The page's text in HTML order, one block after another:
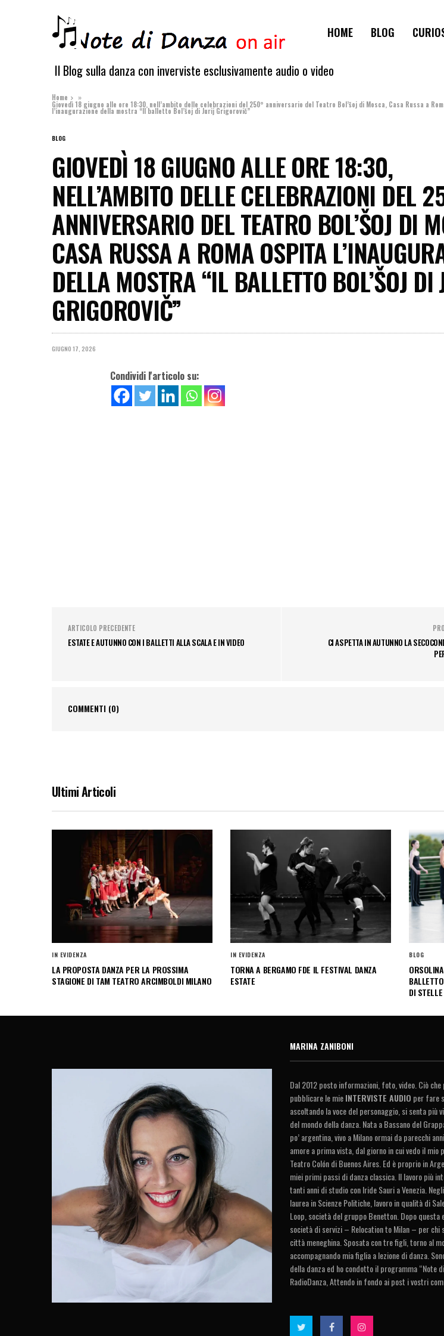
HOME BLOG
Il Blog sulla danza con inverviste esclusivamente audio o video
Home »
Giovedì 18 giugno alle ore 18:30, nell’ambito delle celebrazioni del 250° anniversario del Teatro Bol’šoj di Mosca, Casa Russa a
l’inaugurazione della mostra “Il balletto Bol’šoj di Jurij Grigorovič”
BLOG
GIOVEDÌ 18 GIUGNO ALLE ORE 18:30,
NELL’AMBITO DELLE CELEBRAZIONI DEL
ANNIVERSARIO DEL TEATRO BOL’ŠOJ DI
CASA RUSSA A ROMA OSPITA
DELLA MOSTRA “IL BALLETTO BOL’ŠOJ DI
GRIGOROVIČ”
GIUGNO 17, 2026
Condividi l'articolo su:
ARTICOLO PRECEDENTE
ESTATE E AUTUNNO CON I BALLETTI ALLA SCALA E IN VIDEO
CI ASPETTA IN AUTUNNO LA
COMMENTI (0)
Ultimi Articoli
IN EVIDENZA
LA PROPOSTA DANZA PER LA PROSSIMA
STAGIONE DI TAM TEATRO ARCIMBOLDI MILANO
IN EVIDENZA
TORNA A BERGAMO FDE IL FESTIVAL DANZA
ESTATE
BLOG
DI
MARINA ZANIBONI
Dal 2012 posto informazioni, foto, video. Ciò che
pubblicare le mieINTERVISTE AUDIO per fare
ascoltando la voce del personaggio, si senta più
del mondo della danza. Nata a Bassano del
po’ argentina, vivo a Milano ormai da parecchi
amore a prima vista, dal giorno in cui vedo il mio
Teatro Colón di Buenos Aires. Ed è proprio in
miei primi passi di danza classica. Il lavoro più
tanti anni di studio con Iride Sauri a Venezia.
laurea in Scienze Politiche, lavoro in qualità di
Loop, società del gruppo Benetton. Dopo questa
società di servizi – Relocation to Milan – per
città meneghina. Sposata con tre figli, torno al
accompagnando mia figlia a lezione di danza.
della danza ed ho condotto il programma “Note
RadioDanza, Attendo in fondo ai post i vostri